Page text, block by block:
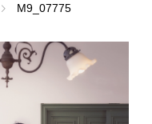
M9_07775